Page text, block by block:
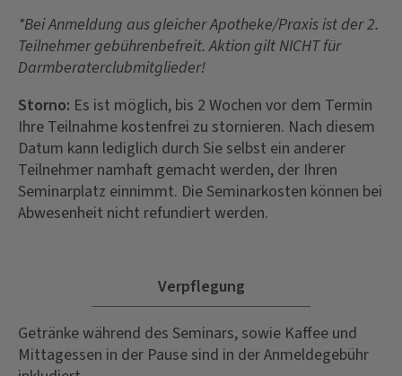
*Bei Anmeldung aus gleicher Apotheke/Praxis ist der 2.
Teilnehmer gebührenbefreit. Aktion gilt NICHT für
Darmberaterclubmitglieder!
Storno: Es ist möglich, bis 2 Wochen vor dem Termin
Ihre Teilnahme kostenfrei zu stornieren. Nach diesem
Datum kann lediglich durch Sie selbst ein anderer
Teilnehmer namhaft gemacht werden, der Ihren
Seminarplatz einnimmt. Die Seminarkosten können bei
Abwesenheit nicht refundiert werden.
Verpflegung
Getränke während des Seminars, sowie Kaffee und
Mittagessen in der Pause sind in der Anmeldegebühr